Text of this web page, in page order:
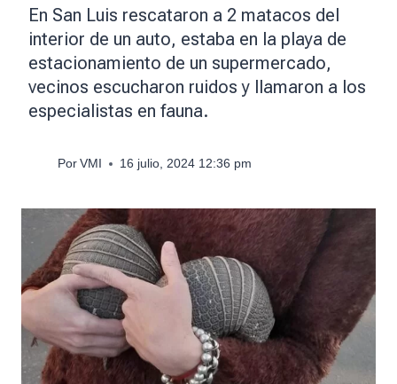
En San Luis rescataron a 2 matacos del
interior de un auto, estaba en la playa de
estacionamiento de un supermercado,
vecinos escucharon ruidos y llamaron a los
especialistas en fauna.
Por VMI 16 julio, 2024 12:36 pm